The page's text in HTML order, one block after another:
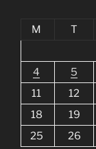
M
T
4
5
11
12
18
19
25
26